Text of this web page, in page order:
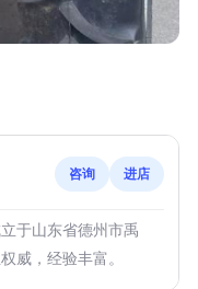
咨询 进店
于山东省德州市禹
威，经验丰富。